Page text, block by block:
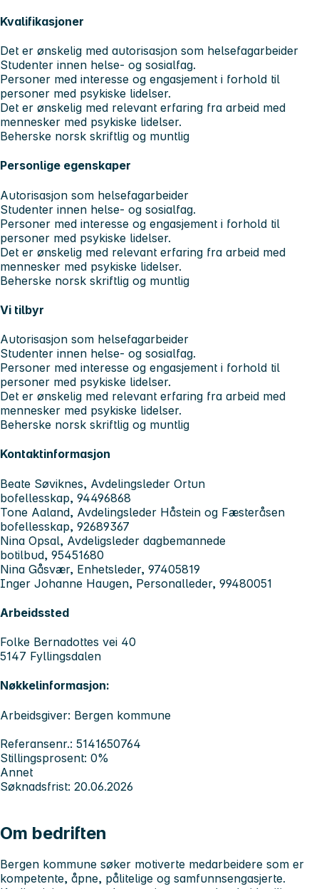
Kvalifikasjoner
Det er ønskelig med autorisasjon som helsefagarbeider
Studenter innen helse- og sosialfag.
Personer med interesse og engasjement i forhold til
personer med psykiske lidelser.
Det er ønskelig med relevant erfaring fra arbeid med
mennesker med psykiske lidelser.
Beherske norsk skriftlig og muntlig
Personlige egenskaper
Autorisasjon som helsefagarbeider
Studenter innen helse- og sosialfag.
Personer med interesse og engasjement i forhold til
personer med psykiske lidelser.
Det er ønskelig med relevant erfaring fra arbeid med
mennesker med psykiske lidelser.
Beherske norsk skriftlig og muntlig
Vi tilbyr
Autorisasjon som helsefagarbeider
Studenter innen helse- og sosialfag.
Personer med interesse og engasjement i forhold til
personer med psykiske lidelser.
Det er ønskelig med relevant erfaring fra arbeid med
mennesker med psykiske lidelser.
Beherske norsk skriftlig og muntlig
Kontaktinformasjon
Beate Søviknes, Avdelingsleder Ortun
bofellesskap, 94496868
Tone Aaland, Avdelingsleder Håstein og Fæsteråsen
bofellesskap, 92689367
Nina Opsal, Avdeligsleder dagbemannede
botilbud, 95451680
Nina Gåsvær, Enhetsleder, 97405819
Inger Johanne Haugen, Personalleder, 99480051
Arbeidssted
Folke Bernadottes vei 40
5147 Fyllingsdalen
Nøkkelinformasjon:
Arbeidsgiver: Bergen kommune
Referansenr.: 5141650764
Stillingsprosent: 0%
Annet
Søknadsfrist: 20.06.2026
Om bedriften
Bergen kommune søker motiverte medarbeidere som er
kompetente, åpne, pålitelige og samfunnsengasjerte.